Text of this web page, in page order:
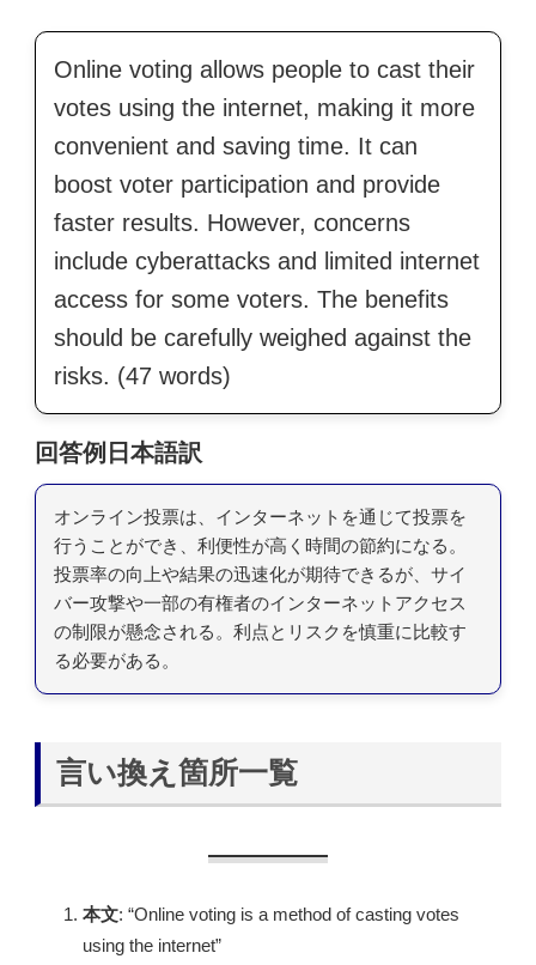
Online voting allows people to cast their
votes using the internet, making it more
convenient and saving time. It can
boost voter participation and provide
faster results. However, concerns
include cyberattacks and limited internet
access for some voters. The benefits
should be carefully weighed against the
risks. (47 words)
回答例日本語訳
オンライン投票は、インターネットを通じて投票を
行うことができ、利便性が高く時間の節約になる。
投票率の向上や結果の迅速化が期待できるが、サイ
バー攻撃や一部の有権者のインターネットアクセス
の制限が懸念される。利点とリスクを慎重に比較す
る必要がある。
言い換え箇所一覧
本文: “Online voting is a method of casting votes
using the internet”